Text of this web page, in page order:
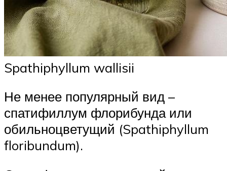
Spathiphyllum wallisii
Не менее популярный вид –
спатифиллум флорибунда или
обильноцветущий (Spathiphyllum
floribundum).